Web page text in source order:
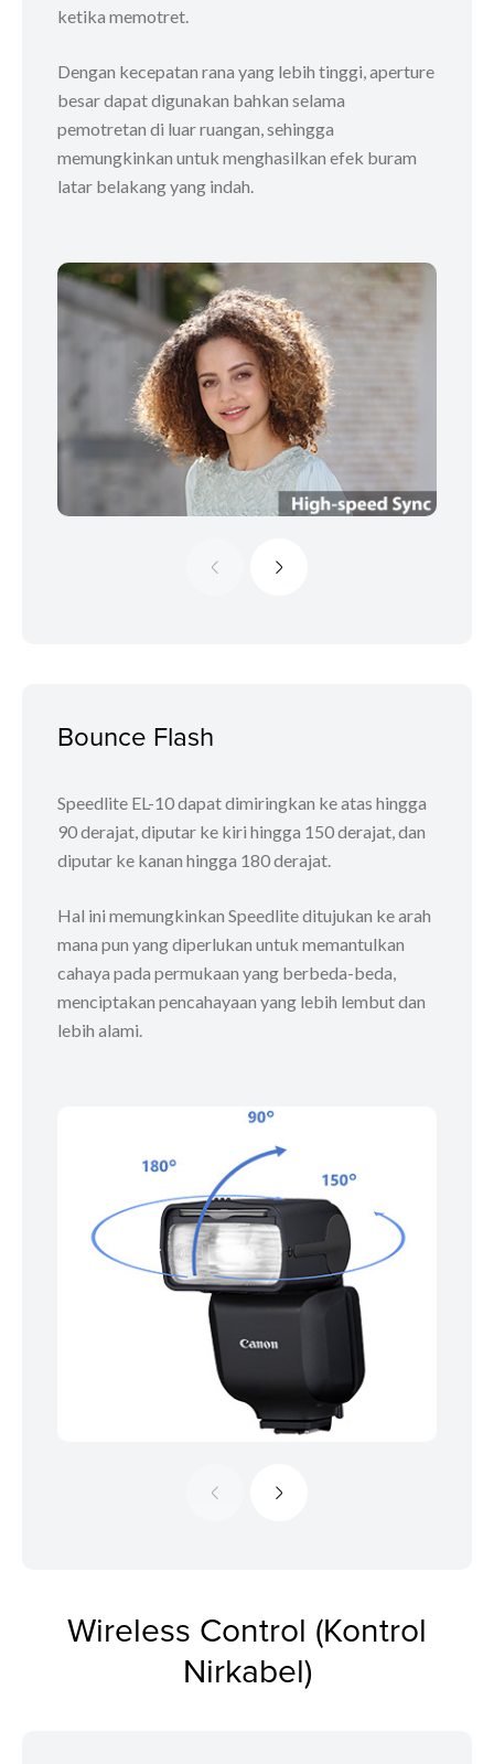
ketika memotret.
Dengan kecepatan rana yang lebih tinggi, aperture
besar dapat digunakan bahkan selama
pemotretan di luar ruangan, sehingga
memungkinkan untuk menghasilkan efek buram
latar belakang yang indah.
Bounce Flash
Speedlite EL-10 dapat dimiringkan ke atas hingga
90 derajat, diputar ke kiri hingga 150 derajat, dan
diputar ke kanan hingga 180 derajat.
Hal ini memungkinkan Speedlite ditujukan ke arah
mana pun yang diperlukan untuk memantulkan
cahaya pada permukaan yang berbeda-beda,
menciptakan pencahayaan yang lebih lembut dan
lebih alami.
Wireless Control (Kontrol
Nirkabel)